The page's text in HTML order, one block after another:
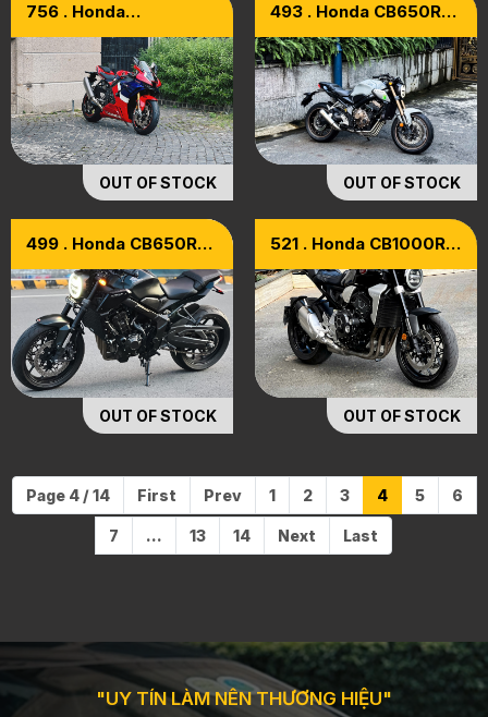
756 . Honda
2021
OUT OF STOCK
493 . Honda CB650R
MĂNG]
OUT OF STOCK
499 . Honda CB650R
2023 [xe Cọp]
OUT OF STOCK
521 . Honda CB1000R
OUT OF STOCK
Page 4 / 14 First Prev 1 2 3 4 5 6
7 ... 13 14 Next Last
"UY TÍN LÀM NÊN THƯƠNG HIỆU"